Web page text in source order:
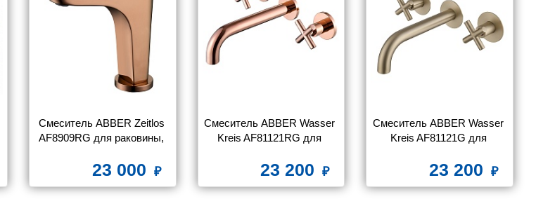
Смеситель ABBER Zeitlos
AF8909RG для раковины,
23 000
Смеситель ABBER Wasser
Kreis AF81121RG для
монтажа, розовое золото
23 200
Смеситель ABBER Wasser
Kreis AF81121G для
монтажа, золото матовое
23 200